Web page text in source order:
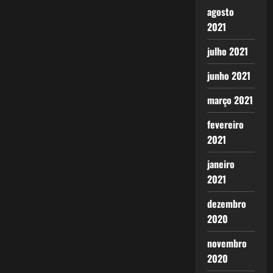
agosto
2021
julho 2021
junho 2021
março 2021
fevereiro
2021
janeiro
2021
dezembro
2020
novembro
2020